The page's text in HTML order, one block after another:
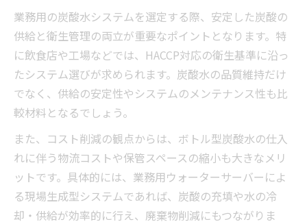
業務用の炭酸水システムを選定する際、安定した炭酸の
供給と衛生管理の両立が重要なポイントとなります。特
に飲食店や工場などでは、HACCP対応の衛生基準に沿っ
たシステム選びが求められます。炭酸水の品質維持だけ
でなく、供給の安定性やシステムのメンテナンス性も比
較材料となるでしょう。
また、コスト削減の観点からは、ボトル型炭酸水の仕入
れに伴う物流コストや保管スペースの縮小も大きなメリ
ットです。具体的には、業務用ウォーターサーバーによ
る現場生成型システムであれば、炭酸の充填や水の冷
却・供給が効率的に行え、廃棄物削減にもつながりま